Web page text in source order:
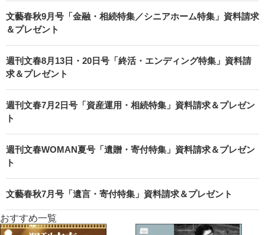
文藝春秋9月号「金融・相続特集／シニアホーム特集」資料請求
＆プレゼント
週刊文春8月13日・20日号「終活・エンディング特集」資料請
求＆プレゼント
週刊文春7月2日号「資産運用・相続特集」資料請求＆プレゼン
ト
週刊文春WOMAN夏号「遺贈・寄付特集」資料請求＆プレゼン
ト
文藝春秋7月号「遺言・寄付特集」資料請求＆プレゼント
おすすめ一覧